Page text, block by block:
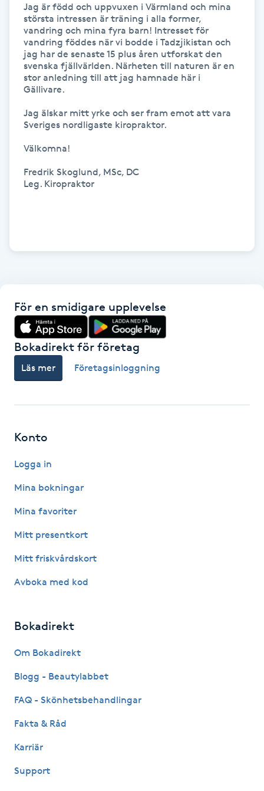
Föning
Gel naglar
Gelenaglar
Gellack
Gravidmassage
Gruppträning
H
Hatha Yoga
Headspa
Herrklippning
HIFU
Hot Stone Massage
Huduppstramning
Hyaluronsyra
Hypnos
Jag är född och uppvuxen i Värmland och mina
största intressen är träning i alla former,
vandring och mina fyra barn! Intresset för
vandring föddes när vi bodde i Tadzjikistan och
jag har de senaste 15 plus åren utforskat den
svenska fjällvärlden. Närheten till naturen är en
stor anledning till att jag hamnade här i
Gällivare.
Jag älskar mitt yrke och ser fram emot att vara
Sveriges nordligaste kiropraktor.
Välkomna!
Fredrik Skoglund, MSc, DC
Leg. Kiropraktor
För en smidigare upplevelse
Bokadirekt för företag
Läs mer Företagsinloggning
Konto
Logga in
Mina bokningar
Mina favoriter
Mitt presentkort
Mitt friskvårdskort
Avboka med kod
Bokadirekt
Om Bokadirekt
Blogg - Beautylabbet
FAQ - Skönhetsbehandlingar
Fakta & Råd
Karriär
Support